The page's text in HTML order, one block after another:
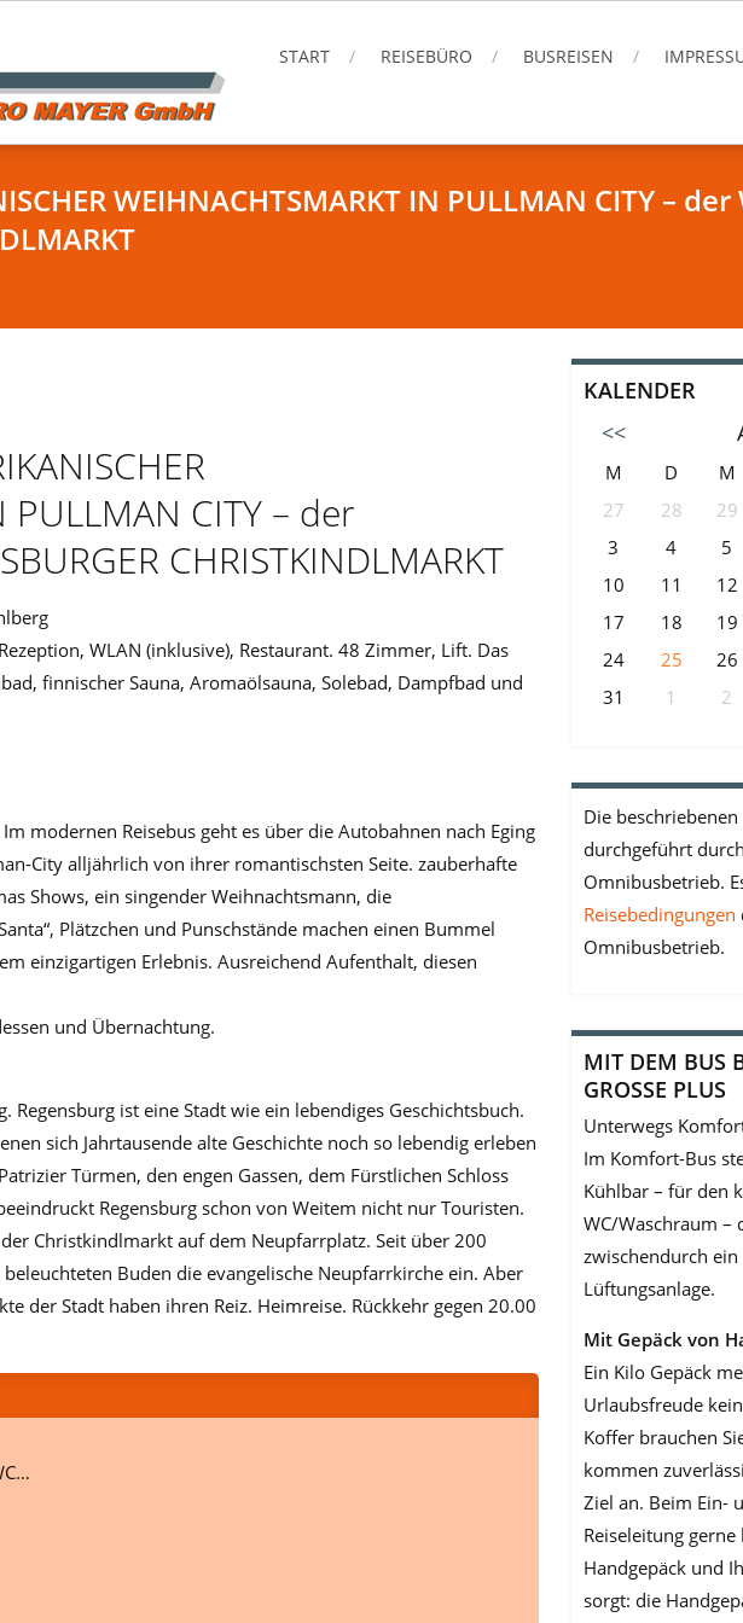
START REISEBÜRO BUSREISEN
WEIHNACHTSMARKT IN PULLMAN CITY –
PULLMAN CITY – der
CHRISTKINDLMARKT
WLAN (inklusive), Restaurant. 48 Zimmer, Lift. Das
finnischer Sauna, Aromaölsauna, Solebad, Dampfbad und
modernen Reisebus geht es über die Autobahnen nach Eging
City alljährlich von ihrer romantischsten Seite. zauberhafte
Shows, ein singender Weihnachtsmann, die
Plätzchen und Punschstände machen einen Bummel
einzigartigen Erlebnis. Ausreichend Aufenthalt, diesen
und Übernachtung.
Regensburg ist eine Stadt wie ein lebendiges Geschichtsbuch.
sich Jahrtausende alte Geschichte noch so lebendig erleben
Türmen, den engen Gassen, dem Fürstlichen Schloss
Regensburg schon von Weitem nicht nur Touristen.
Christkindlmarkt auf dem Neupfarrplatz. Seit über 200
Buden die evangelische Neupfarrkirche ein. Aber
der Stadt haben ihren Reiz. Heimreise. Rückkehr gegen 20.00
KALENDER
<<
M D M
27
28 29
3
4 5
10
11 12
17
18 19
24
25 26
31
1 2
Die
durchgeführt
Omnibusbetrieb.
Reisebedingungen
Omnibusbetrieb.
MIT DEM BUS
GROSSE PLUS
Unterwegs
Im Komfort-Bus
Kühlbar – für den
WC/Waschraum –
zwischendurch
Lüftungsanlage.
Mit Gepäck von
Ein Kilo Gepäck
Urlaubsfreude
Koffer brauchen
kommen
Ziel an. Beim Ein-
Reiselei­tung
Handgepäck und
sorgt: die